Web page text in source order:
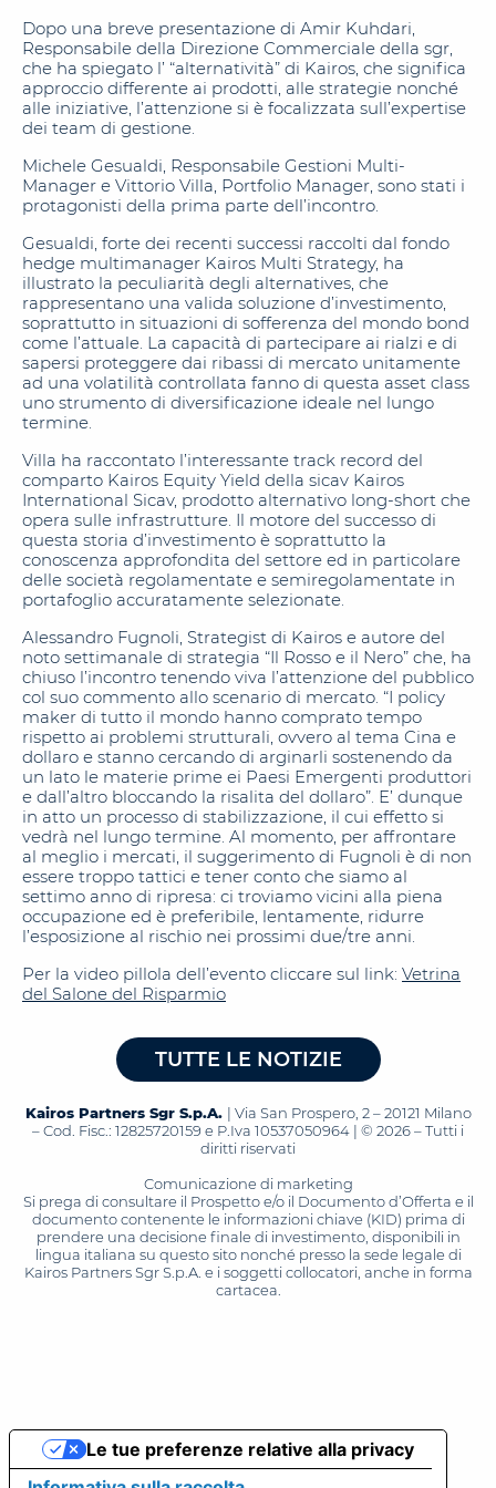
Dopo una breve presentazione di Amir Kuhdari,
Responsabile della Direzione Commerciale della sgr,
che ha spiegato l’ “alternatività” di Kairos, che significa
approccio differente ai prodotti, alle strategie nonché
alle iniziative, l’attenzione si è focalizzata sull’expertise
dei team di gestione.
Michele Gesualdi, Responsabile Gestioni Multi-
Manager e Vittorio Villa, Portfolio Manager, sono stati i
protagonisti della prima parte dell’incontro.
Gesualdi, forte dei recenti successi raccolti dal fondo
hedge multimanager Kairos Multi Strategy, ha
illustrato la peculiarità degli alternatives, che
rappresentano una valida soluzione d’investimento,
soprattutto in situazioni di sofferenza del mondo bond
come l’attuale. La capacità di partecipare ai rialzi e di
sapersi proteggere dai ribassi di mercato unitamente
ad una volatilità controllata fanno di questa asset class
uno strumento di diversificazione ideale nel lungo
termine.
Villa ha raccontato l’interessante track record del
comparto Kairos Equity Yield della sicav Kairos
International Sicav, prodotto alternativo long-short che
opera sulle infrastrutture. Il motore del successo di
questa storia d’investimento è soprattutto la
conoscenza approfondita del settore ed in particolare
delle società regolamentate e semiregolamentate in
portafoglio accuratamente selezionate.
Alessandro Fugnoli, Strategist di Kairos e autore del
noto settimanale di strategia “Il Rosso e il Nero” che, ha
chiuso l’incontro tenendo viva l’attenzione del pubblico
col suo commento allo scenario di mercato. “I policy
maker di tutto il mondo hanno comprato tempo
rispetto ai problemi strutturali, ovvero al tema Cina e
dollaro e stanno cercando di arginarli sostenendo da
un lato le materie prime ei Paesi Emergenti produttori
e dall’altro bloccando la risalita del dollaro”. E’ dunque
in atto un processo di stabilizzazione, il cui effetto si
vedrà nel lungo termine. Al momento, per affrontare
al meglio i mercati, il suggerimento di Fugnoli è di non
essere troppo tattici e tener conto che siamo al
settimo anno di ripresa: ci troviamo vicini alla piena
occupazione ed è preferibile, lentamente, ridurre
l’esposizione al rischio nei prossimi due/tre anni.
Per la video pillola dell’evento cliccare sul link: Vetrina
del Salone del Risparmio
TUTTE LE NOTIZIE
Kairos Partners Sgr S.p.A. | Via San Prospero, 2 – 20121 Milano
– Cod. Fisc.: 12825720159 e P.Iva 10537050964 | © 2026 – Tutti i
diritti riservati
Comunicazione di marketing
Si prega di consultare il Prospetto e/o il Documento d’Offerta e il
documento contenente le informazioni chiave (KID) prima di
prendere una decisione finale di investimento, disponibili in
lingua italiana su questo sito nonché presso la sede legale di
Kairos Partners Sgr S.p.A. e i soggetti collocatori, anche in forma
cartacea.
Le tue preferenze relative alla privacy